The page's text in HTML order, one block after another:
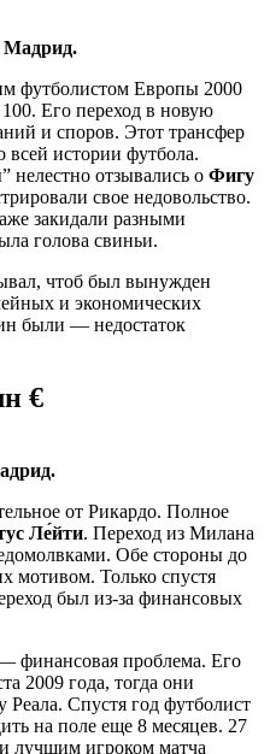
Мадрид.
футболистом Европы 2000
Его переход в новую
и споров. Этот трансфер
истории футбола.
нелестно отзывались о Фигу
свое недовольство.
закидали разными
голова свиньи.
чтоб был вынужден
и экономических
были — недостаток
€
от Рикардо. Полное
Ле́йти. Переход из Милана
Обе стороны до
мотивом. Только спустя
был из-за финансовых
финансовая проблема. Его
2009 года, тогда они
Реала. Спустя год футболист
на поле еще 8 месяцев. 27
лучшим игроком матча